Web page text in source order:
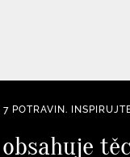
POTRAVIN.